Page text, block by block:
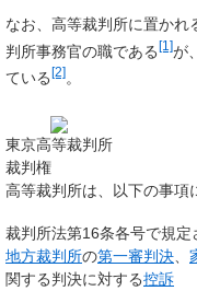
なお、高等裁判所に置か
判所事務官の職である[1]が
ている [2] 。
東京高等裁判所
裁判権
高等裁判所は、以下の事項
裁判所法第16条各号で規定
地方裁判所の第一審判決、
関する判決に対する控訴